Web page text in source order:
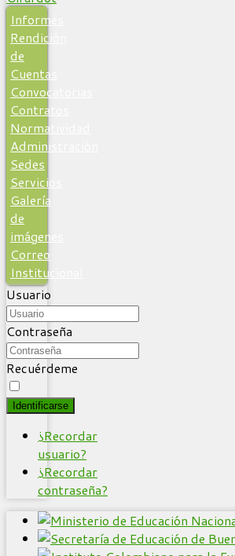
Informes
Rendición
de
Cuentas
Convocatorias
Contratos
Normatividad
Administración
Sedes
Servicios
Galería
de
imágenes
Correo
Institucional
Usuario
Contraseña
Recuérdeme
Identificarse
¿Recordar
usuario?
¿Recordar
contraseña?